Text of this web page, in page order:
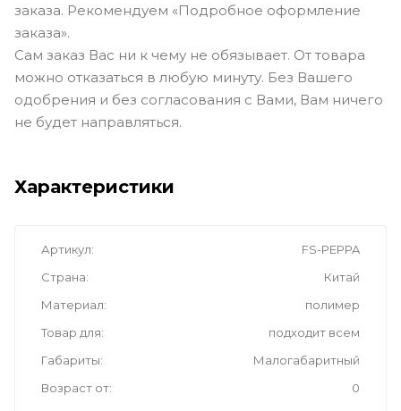
заказа. Рекомендуем «Подробное оформление
заказа».
Сам заказ Вас ни к чему не обязывает. От товара
можно отказаться в любую минуту. Без Вашего
одобрения и без согласования с Вами, Вам ничего
не будет направляться.
Характеристики
Артикул
FS-PEPPA
Страна
Китай
Материал
полимер
Товар для
подходит всем
Габариты
Малогабаритный
Возраст от
0